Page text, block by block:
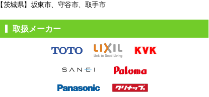
茨城県】坂東市、守谷市、取手市
取扱メーカー